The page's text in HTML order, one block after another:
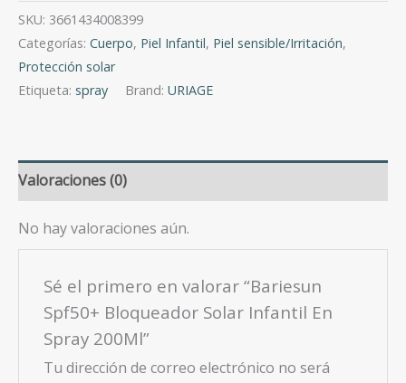
Bloqueador
Solar
Infantil
En
cantidad
SKU: 3661434008399
Categorías: Cuerpo, Piel Infantil, Piel sensible/Irritación,
Protección solar
Etiqueta: spray Brand: URIAGE
Valoraciones (0)
No hay valoraciones aún.
Sé el primero en valorar “Bariesun
Spf50+ Bloqueador Solar Infantil En
Spray 200Ml”
Tu dirección de correo electrónico no será